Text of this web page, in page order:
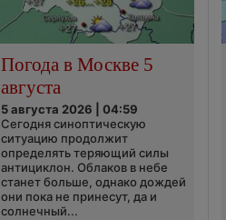
Погода в Москве 5
августа
5 августа 2026 | 04:59
Сегодня синоптическую
ситуацию продолжит
определять теряющий силы
антициклон. Облаков в небе
станет больше, однако дождей
они пока не принесут, да и
солнечный...